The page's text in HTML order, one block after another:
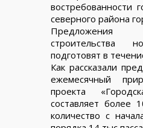
востребованности
северного района
строительства
подготовят в
Как рассказали
ежемесячный
проекта
составляет более
количество с